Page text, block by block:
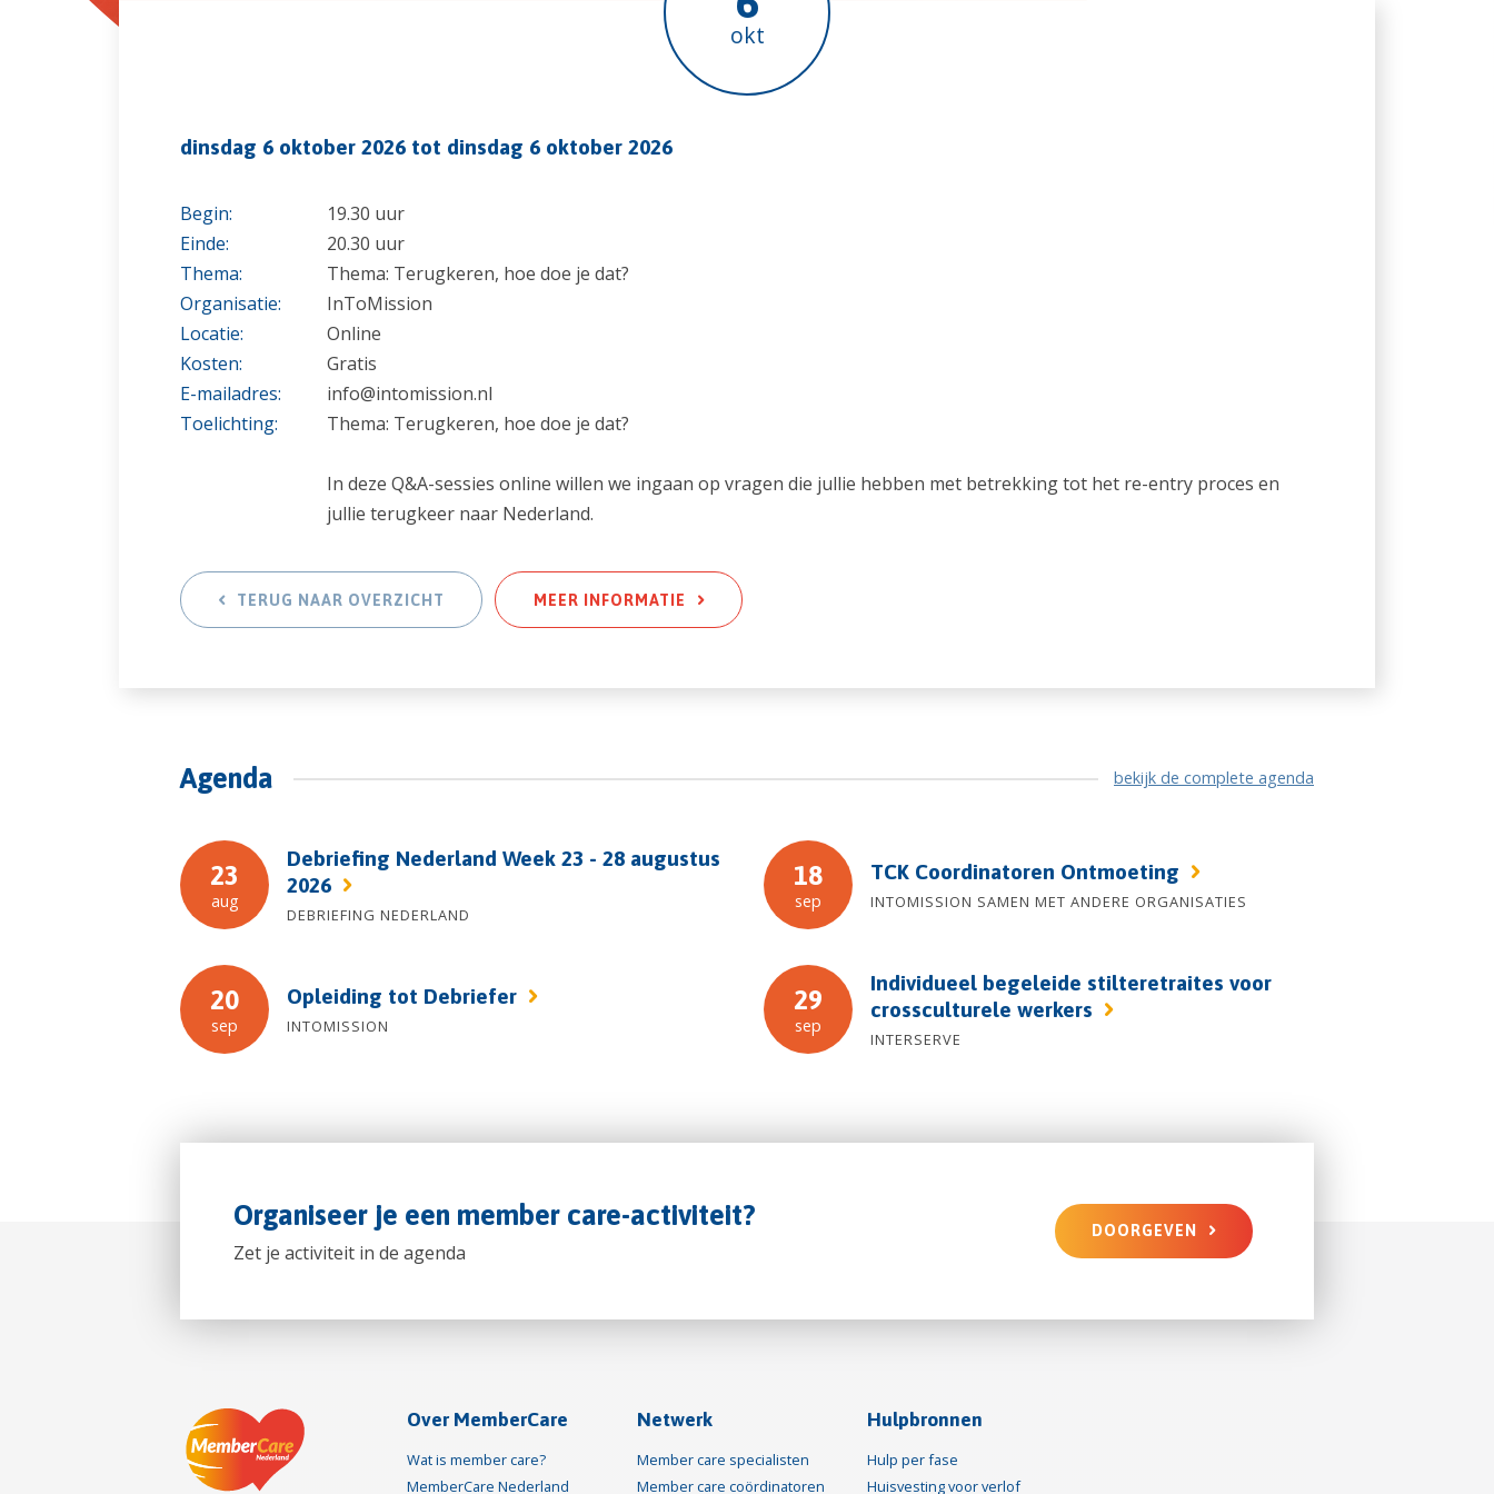
okt
dinsdag 6 oktober 2026 tot dinsdag 6 oktober 2026
Begin:
19.30 uur
Einde:
20.30 uur
Thema:
Thema: Terugkeren, hoe doe je dat?
Organisatie:
InToMission
Locatie:
Online
Kosten:
Gratis
E-mailadres:
info@intomission.nl
Toelichting:
Thema: Terugkeren, hoe doe je dat?
In deze Q&A-sessies online willen we ingaan op vragen die jullie hebben met betrekking tot het re-entry proces en
jullie terugkeer naar Nederland.
TERUG NAAR OVERZICHT MEER INFORMATIE
Agenda bekijk de complete agenda
23
aug
Debriefing Nederland Week 23 - 28 augustus
2026
DEBRIEFING NEDERLAND
18
sep
TCK Coordinatoren Ontmoeting
INTOMISSION SAMEN MET ANDERE ORGANISATIES
20
sep
Opleiding tot Debriefer
INTOMISSION
29
sep
Individueel begeleide stilteretraites voor
crossculturele werkers
INTERSERVE
Organiseer je een member care-activiteit?
Zet je activiteit in de agenda
DOORGEVEN
Over MemberCare
Wat is member care?
MemberCare Nederland
Netwerk
Member care specialisten
Member care coördinatoren
Hulpbronnen
Hulp per fase
Huisvesting voor verlof